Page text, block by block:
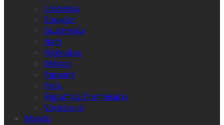
Colômbia
Equador
Guatemala
Haiti
Honduras
México
Panamá
Peru
Républica Dominicana
Venezuela
Mundo